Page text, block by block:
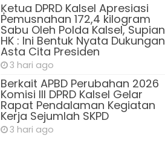
Ķetua DPRD Kalsel Apresiasi
Pemusnahan 172,4 kilogram
Sabu Oleh Polda Kalsel, Supian
HK : Ini Bentuk Nyata Dukungan
Asta Cita Presiden
3 hari ago
Berkait APBD Perubahan 2026
Komisi III DPRD Kalsel Gelar
Rapat Pendalaman Kegiatan
Kerja Sejumlah SKPD
3 hari ago